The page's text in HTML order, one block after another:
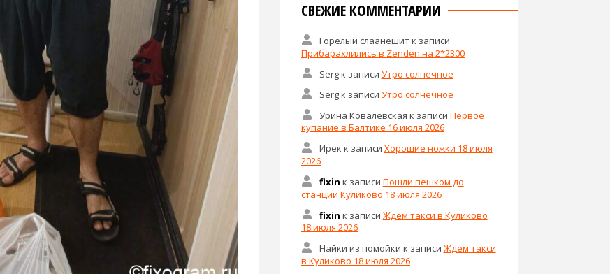
СВЕЖИЕ КОММЕНТАРИИ
Горелый слаанешитк записи
Прибарахлились в Zenden на 2*2300
Sergк записи Утро солнечное
Sergк записи Утро солнечное
Урина Ковалевская к записи Первое
купание в Балтике 16 июля 2026
Ирек к записи Хорошие ножки 18 июля
2026
fixin к записи Пошли пешком до
станции Куликово 18 июля 2026
fixin к записи Ждем такси в Куликово
18 июля 2026
Найки из помойки к записи Ждем такси
в Куликово 18 июля 2026